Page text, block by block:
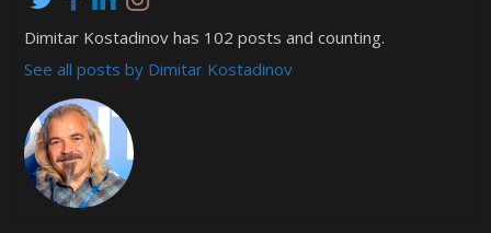
Dimitar Kostadinov has 102 posts and counting.
See all posts by Dimitar Kostadinov